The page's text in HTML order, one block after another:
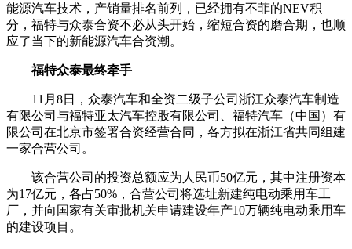
能源汽车技术，产销量排名前列，已经拥有不菲的NEV积
分，福特与众泰合资不必从头开始，缩短合资的磨合期，也顺
应了当下的新能源汽车合资潮。
福特众泰最终牵手
11月8日，众泰汽车和全资二级子公司浙江众泰汽车制造
有限公司与福特亚太汽车控股有限公司、福特汽车（中国）有
限公司在北京市签署合资经营合同，各方拟在浙江省共同组建
一家合营公司。
该合营公司的投资总额应为人民币50亿元，其中注册资本
为17亿元，各占50%，合营公司将选址新建纯电动乘用车工
厂，并向国家有关审批机关申请建设年产10万辆纯电动乘用车
的建设项目。